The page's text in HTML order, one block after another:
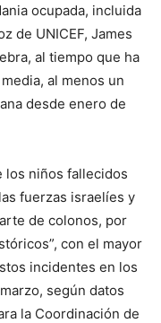
ocupada, incluida
de UNICEF, James
al tiempo que ha
al menos un
desde enero de
los niños fallecidos
fuerzas israelíes y
de colonos, por
con el mayor
incidentes en los
según datos
la Coordinación de